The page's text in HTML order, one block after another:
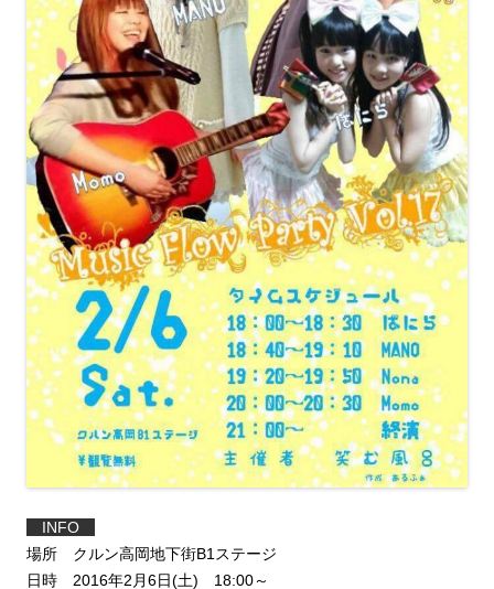
INFO
場所 クルン高岡地下街B1ステージ
日時 2016年2月6日(土) 18:00～